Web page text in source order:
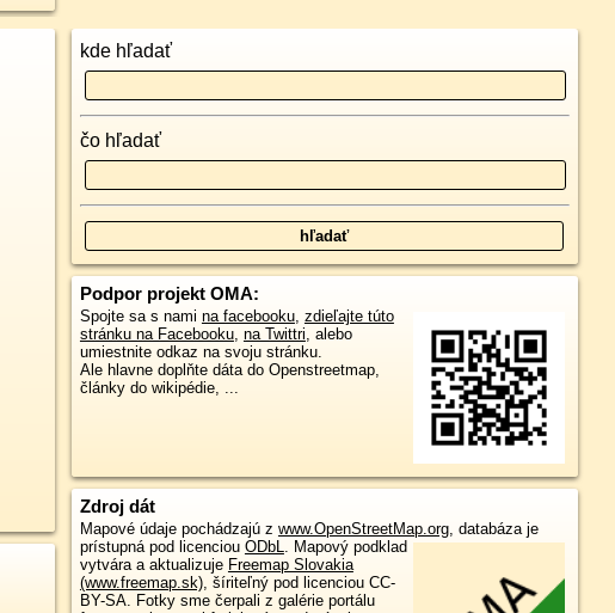
kde hľadať
čo hľadať
Podpor projekt OMA:
Spojte sa s nami na facebooku, zdieľajte túto
stránku na Facebooku, na Twittri, alebo
umiestnite odkaz na svoju stránku.
Ale hlavne doplňte dáta do Openstreetmap,
články do wikipédie, ...
Zdroj dát
Mapové údaje pochádzajú z www.OpenStreetMap.org, databáza je
prístupná pod licenciou ODbL. Mapový podklad
vytvára a aktualizuje Freemap Slovakia
(www.freemap.sk), šíriteľný pod licenciou CC-
BY-SA. Fotky sme čerpali z galérie portálu